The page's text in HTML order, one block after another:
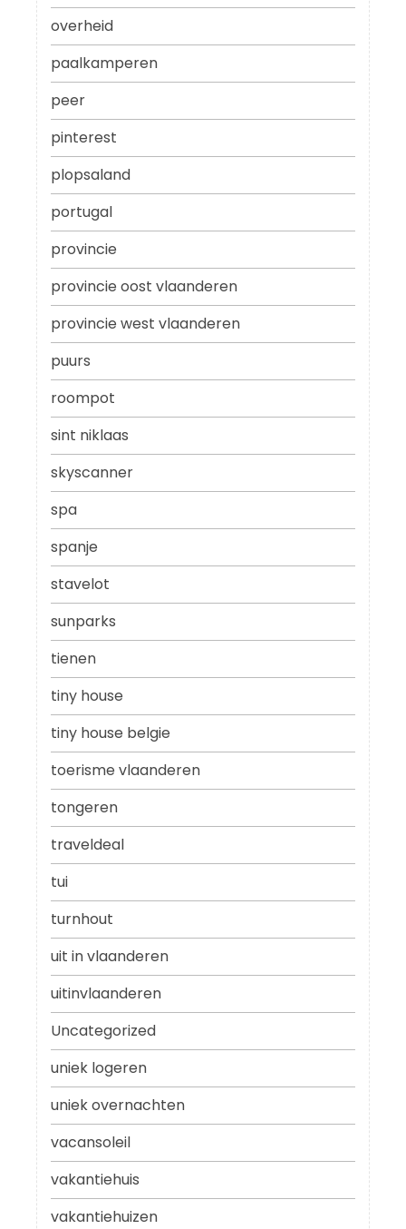
overheid
paalkamperen
peer
pinterest
plopsaland
portugal
provincie
provincie oost vlaanderen
provincie west vlaanderen
puurs
roompot
sint niklaas
skyscanner
spa
spanje
stavelot
sunparks
tienen
tiny house
tiny house belgie
toerisme vlaanderen
tongeren
traveldeal
tui
turnhout
uit in vlaanderen
uitinvlaanderen
Uncategorized
uniek logeren
uniek overnachten
vacansoleil
vakantiehuis
vakantiehuizen